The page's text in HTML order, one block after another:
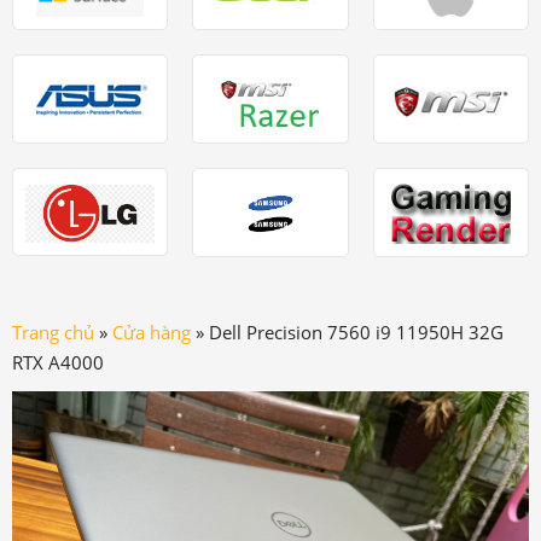
Trang chủ » Cửa hàng » Dell Precision 7560 i9 11950H 32G
RTX A4000